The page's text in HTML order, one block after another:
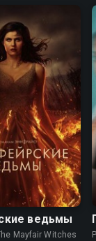
ведьмы
Mayfair Witches